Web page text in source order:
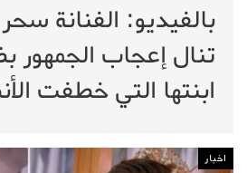
بالفيديو: الفنانة
تنال إعجاب الجمهور
ابنتها التي خطفت
اخبار